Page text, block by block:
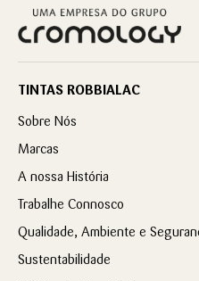
TINTAS ROBBIALAC
Sobre Nós
Marcas
A nossa História
Trabalhe Connosco
Qualidade, Ambiente e
Sustentabilidade